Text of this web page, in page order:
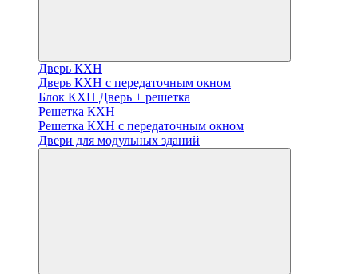
Дверь КХН
Дверь КХН с передаточным окном
Блок КХН Дверь + решетка
Решетка КХН
Решетка КХН с передаточным окном
Двери для модульных зданий